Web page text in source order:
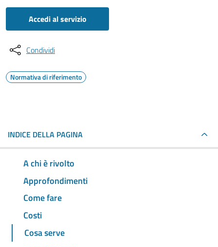
Accedi al servizio
Condividi
Normativa di riferimento
INDICE DELLA PAGINA
A chi è rivolto
Approfondimenti
Come fare
Costi
Cosa serve